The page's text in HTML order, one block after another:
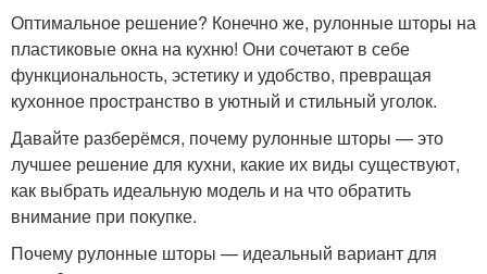
Оптимальное решение? Конечно же, рулонные шторы на
пластиковые окна на кухню! Они сочетают в себе
функциональность, эстетику и удобство, превращая
кухонное пространство в уютный и стильный уголок.
Давайте разберёмся, почему рулонные шторы — это
лучшее решение для кухни, какие их виды существуют,
как выбрать идеальную модель и на что обратить
внимание при покупке.
Почему рулонные шторы — идеальный вариант для